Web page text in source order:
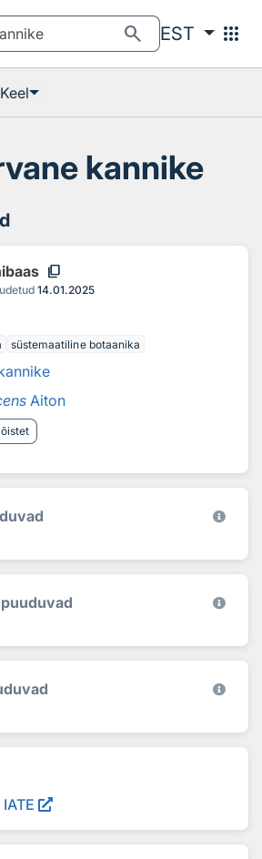
search EST apps
Keel
kannike
content_copy
14.01.2025
süstemaatiline botaanika
Aiton